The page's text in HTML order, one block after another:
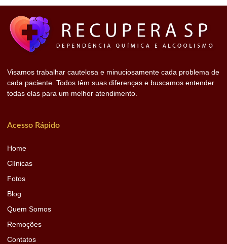
Visamos trabalhar cautelosa e minuciosamente cada problema de
cada paciente. Todos têm suas diferenças e buscamos entender
todas elas para um melhor atendimento.
Acesso Rápido
Home
Clínicas
Fotos
Blog
Quem Somos
Remoções
Contatos